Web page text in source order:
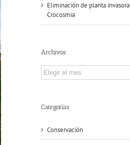
Eliminación de planta invasora
Crocosmia
Archivos
Archivos
Categorías
Conservación